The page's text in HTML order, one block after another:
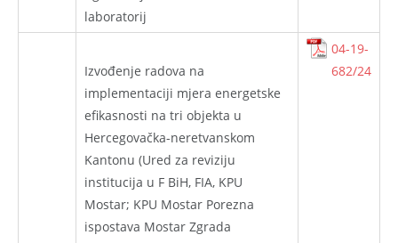
laboratorij
Izvođenje radova na
implementaciji mjera energetske
efikasnosti na tri objekta u
Hercegovačka-neretvanskom
Kantonu (Ured za reviziju
institucija u F BiH, FIA, KPU
Mostar; KPU Mostar Porezna
ispostava Mostar Zgrada
04-19-
682/24